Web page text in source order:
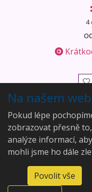
4
©2026 Aleš Rajský
Na našem
Pokud lépe
zobrazovat přesně
analýze informací,
mohli jsme ho dále
Povolit vše